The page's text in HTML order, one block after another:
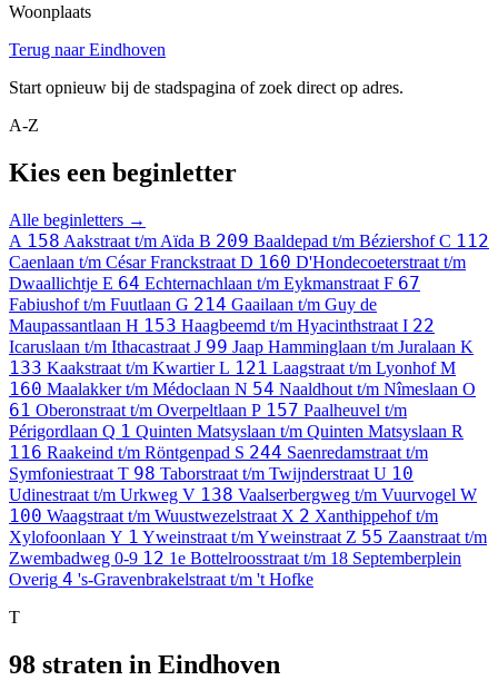
Woonplaats
Terug naar Eindhoven
Start opnieuw bij de stadspagina of zoek direct op adres.
A-Z
Kies een beginletter
Alle beginletters →
A 158 Aakstraat t/m Aïda B 209 Baaldepad t/m BéziershofC 112
Caenlaan t/m César Franckstraat D 160 D'Hondecoeterstraat t/m
Dwaallichtje E 64 Echternachlaan t/m Eykmanstraat F 67
Fabiushof t/m Fuutlaan G 214 Gaailaan t/m Guy de
Maupassantlaan H 153 Haagbeemd t/m Hyacinthstraat I 22
Icaruslaan t/m Ithacastraat J 99 Jaap Hamminglaan t/m Juralaan K
133 Kaakstraat t/m KwartierL 121 Laagstraat t/m LyonhofM
160 Maalakker t/m Médoclaan N 54 Naaldhout t/m Nîmeslaan O
61 Oberonstraat t/m Overpeltlaan P 157 Paalheuvel t/m
Périgordlaan Q 1 Quinten Matsyslaan t/m Quinten Matsyslaan R
116 Raakeind t/m Röntgenpad S 244 Saenredamstraat t/m
Symfoniestraat T 98 Taborstraat t/m Twijnderstraat U 10
Udinestraat t/m Urkweg V 138 Vaalserbergweg t/m Vuurvogel W
100 Waagstraat t/m Wuustwezelstraat X 2 Xanthippehof t/m
Xylofoonlaan Y 1 Yweinstraat t/m Yweinstraat Z 55 Zaanstraat t/m
Zwembadweg 0-9 12 1e Bottelroosstraat t/m 18 Septemberplein
Overig 4 's-Gravenbrakelstraat t/m 't Hofke
T
98 straten in Eindhoven